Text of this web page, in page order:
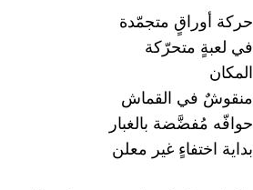
حركة أوراقٍ متجمّدة
في لعبةٍ متحرّكة
المكان
منقوشٌ في القماش
حوافّه مُفضَّضة بالغبار
بداية اختفاءٍ غير معلن